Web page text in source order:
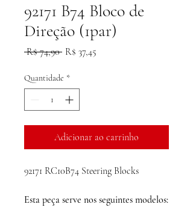
92171 B74 Bloco de
Direção (1par)
R$ 74,90 Preço
R$ 37,45
Quantidade *
Adicionar ao carrinho
92171 RC10B74 Steering Blocks
Esta peça serve nos seguintes modelos: